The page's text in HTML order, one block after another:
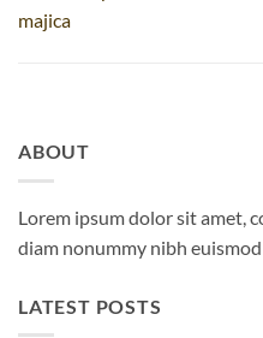
majica
ABOUT
Lorem ipsum dolor sit amet,
diam nonummy nibh
LATEST POSTS